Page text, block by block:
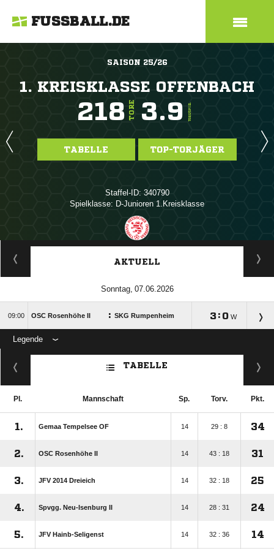
FUSSBALL.DE
SAISON 25/26
1. KREISKLASSE OFFENBACH
218 TORE 3.9 TORE/SPIEL
TABELLE TOP-TORJÄGER
Staffel-ID: 340790
Spielklasse: D-Junioren 1.Kreisklasse
ANZEIGE
AKTUELL
 
 OSC Rosenhöhe II : SKG Rumpenheim : W
Legende
ANZEIGE
TABELLE
Pl. Mannschaft Sp. Torv. Pkt.
1. Gemaa Tempelsee OF 14 29 : 8 34
2. OSC Rosenhöhe II 14 43 : 18 31
3. JFV 2014 Dreieich 14 32 : 18 25
4. Spvgg. Neu-Isenburg II 14 28 : 31 24
5. JFV Hainb-Seligenst 14 32 : 36 14